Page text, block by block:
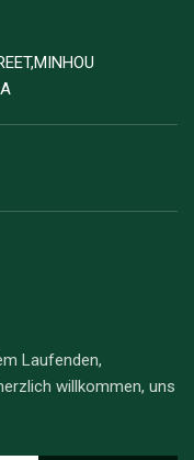
Laufenden,
willkommen, uns